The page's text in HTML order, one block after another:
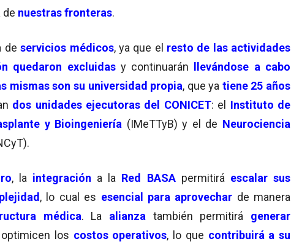
de nuestras fronteras.
deservicios médicos, ya que el resto de las actividades
quedaron excluidas y continuarán llevándose a cabo
mismas son su universidad propia, que ya tiene 25 años
dos unidades ejecutoras del CONICET: el Instituto de
y Bioingeniería (IMeTTyB) y el de Neurociencia
, la integración a la Red BASA permitirá escalar sus
, lo cual es esencial para aprovechar de manera
médica. La alianza también permitirá generar
los costos operativos, lo que contribuirá a su